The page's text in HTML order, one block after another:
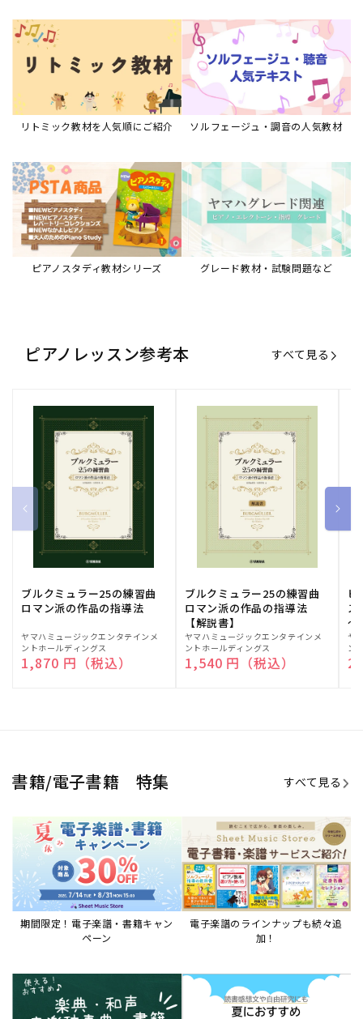
リトミック教材を人気順にご紹介 ソルフェージュ・調音の人気教材
ピアノスタディ教材シリーズ グレード教材・試験問題など
ピアノレッスン参考本 すべて見る
ブルクミュラー25の練習曲
ロマン派の作品の指導法
販
売
元:
ヤマハミュージックエンタテインメ
ントホールディングス
通常価格
1,870 円（税込）
ブルクミュラー25の練習曲
ロマン派の作品の指導法
【解説書】
販
売
元:
ヤマハミュージックエンタテインメ
ントホールディングス
通常価格
1,540 円（税込）
ピ
ス
～
販
売
元:
ヤ
ン
書籍/電子書籍 特集 すべて見る
期間限定！電子楽譜・書籍キャン
ペーン
電子楽譜のラインナップも続々追
加！